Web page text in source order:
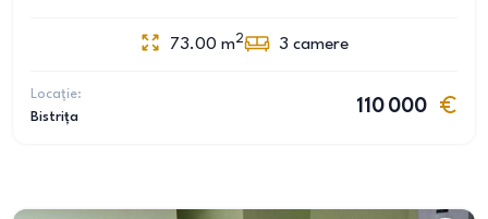
73.00 m2 3 camere
Locație:
Bistrița
110 000